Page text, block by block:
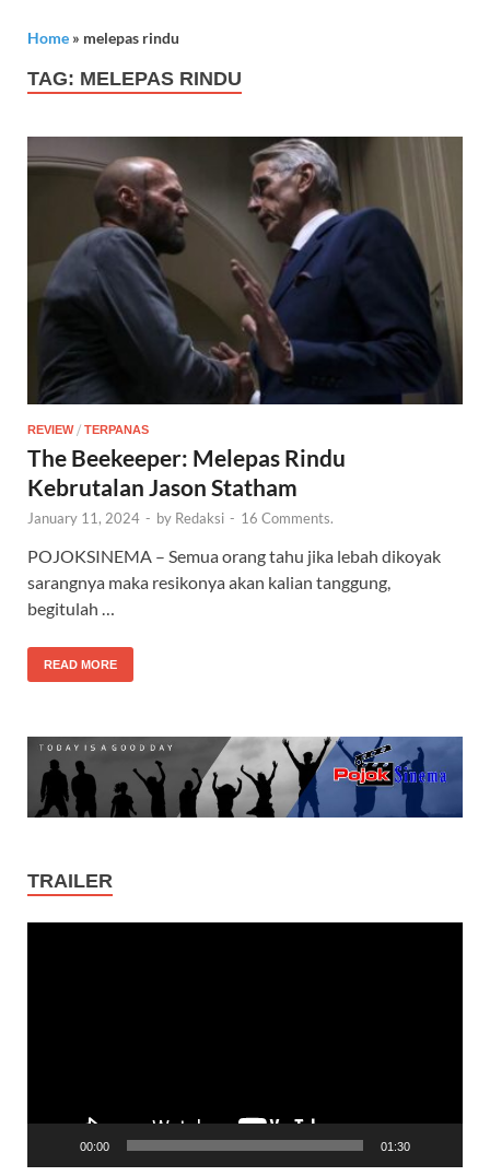
Home » melepas rindu
TAG: MELEPAS RINDU
REVIEW/ TERPANAS
The Beekeeper: Melepas Rindu
Kebrutalan Jason Statham
January 11, 2024 - by Redaksi - 16 Comments.
POJOKSINEMA – Semua orang tahu jika lebah dikoyak
sarangnya maka resikonya akan kalian tanggung,
begitulah …
READ MORE
TRAILER
00:00 01:30